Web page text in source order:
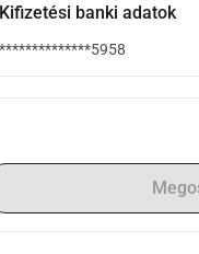
Kifizetési banki adatok
**************5958